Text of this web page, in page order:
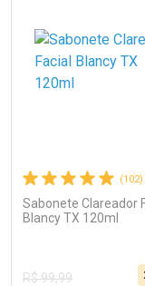
(102)
Sabonete Clareador
Blancy TX 120ml
R$ 99,99